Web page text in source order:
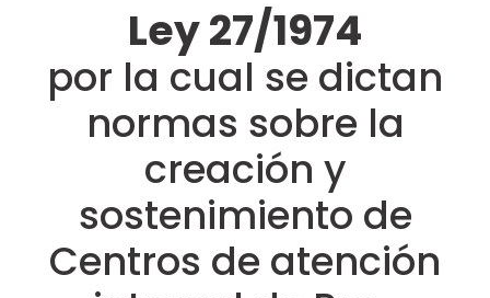
Ley 27/1974
por la cual se dictan
normas sobre la
creación y
sostenimiento de
Centros de atención